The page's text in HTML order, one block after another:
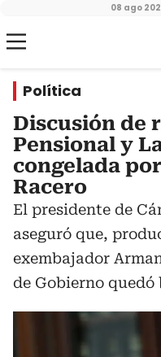
08 ago
Política
Discusión de
Pensional y
congelada
Racero
El presidente de
aseguró que,
exembajador
de Gobierno quedó